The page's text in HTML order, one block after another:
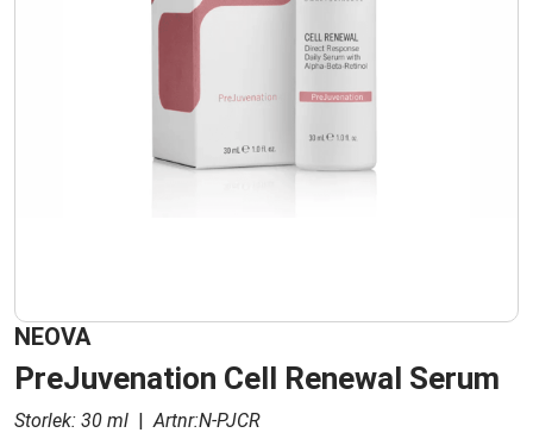
NEOVA
PreJuvenation Cell Renewal Serum
Storlek: 30 ml | Artnr:N-PJCR